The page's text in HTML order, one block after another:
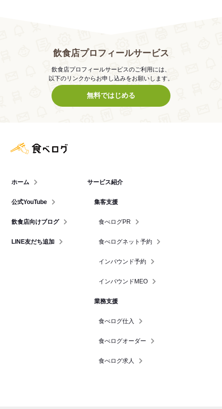
飲食店プロフィールサービス
飲食店プロフィールサービスのご利用には、
以下のリンクからお申し込みをお願いします。
無料ではじめる
ホーム
公式YouTube
飲食店向けブログ
LINE友だち追加
サービス紹介
集客支援
食べログPR
食べログネット予約
インバウンド予約
インバウンドMEO
業務支援
食べログ仕入
食べログオーダー
食べログ求人